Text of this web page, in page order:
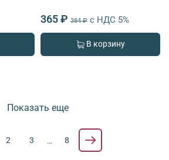
365 ₽ 384 ₽ с НДС 5%
В корзину
Показать еще
2 3 … 8